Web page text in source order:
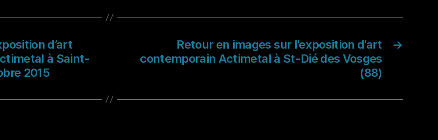
d’art
à Saint-
2015
→
Retour en images sur l’exposition d’art
contemporain Actimetal à St-Dié des Vosges
(88)